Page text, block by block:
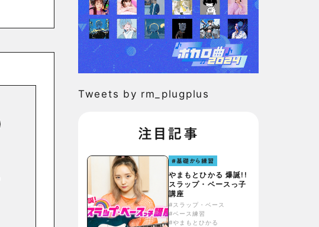
Tweets by rm_plugplus
注目記事
#基礎から練習
やまもとひかる 爆誕!!
スラップ・ベースっ子
講座
#スラップ・ベース
#ベース練習
#やまもとひかる